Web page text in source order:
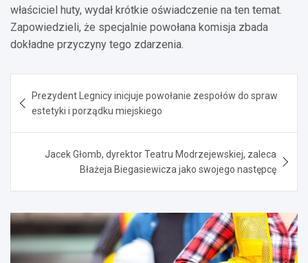
właściciel huty, wydał krótkie oświadczenie na ten temat.
Zapowiedzieli, że specjalnie powołana komisja zbada
dokładne przyczyny tego zdarzenia.
wpisuPrezydent Legnicy inicjuje powołanie zespołów do spraw
estetyki i porządku miejskiego
Jacek Głomb, dyrektor Teatru Modrzejewskiej, zaleca
Błażeja Biegasiewicza jako swojego następcę